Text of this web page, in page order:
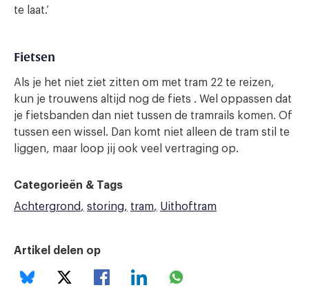
te laat.’
Fietsen
Als je het niet ziet zitten om met tram 22 te reizen,
kun je trouwens altijd nog de fiets . Wel oppassen dat
je fietsbanden dan niet tussen de tramrails komen. Of
tussen een wissel. Dan komt niet alleen de tram stil te
liggen, maar loop jij ook veel vertraging op.
Categorieën & Tags
Achtergrond
storing tram Uithoftram
Artikel delen op